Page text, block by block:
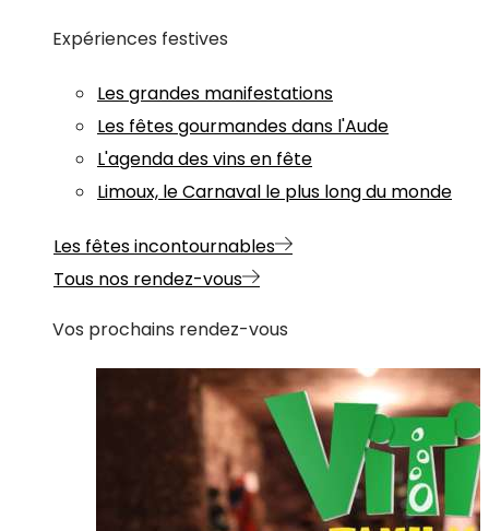
Expériences festives
Les grandes manifestations
Les fêtes gourmandes dans l'Aude
L'agenda des vins en fête
Limoux, le Carnaval le plus long du monde
Les fêtes incontournables
Tous nos rendez-vous
Vos prochains rendez-vous